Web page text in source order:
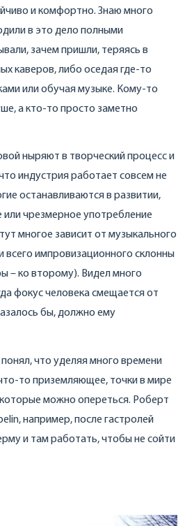
и комфортно. Знаю много
в это дело полными
зачем пришли, теряясь в
каверов, либо оседая где-то
или обучая музыке. Кому-то
а кто-то просто заметно
ныряют в творческий процесс и
индустрия работает совсем не
останавливаются в развитии,
или чрезмерное употребление
многое зависит от музыкального
всего импровизационного склонны
– ко второму). Видел много
фокус человека смещается от
бы, должно ему
что уделяя много времени
то приземляющее, точки в мире
можно опереться. Роберт
например, после гастролей
и там работать, чтобы не сойти